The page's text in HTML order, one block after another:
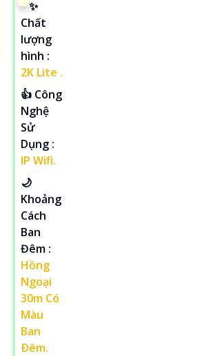
✨
Chất
lượng
hình :
2K Lite .
👍 Công
Nghệ
Sử
Dụng :
IP Wifi.
🌙
Khoảng
Cách
Ban
Đêm :
Hồng
Ngoại
30m Có
Màu
Ban
Ðêm.